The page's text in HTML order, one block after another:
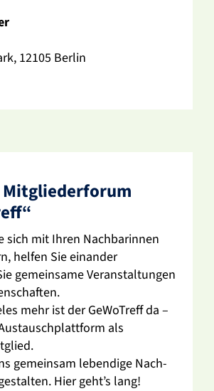
12105 Berlin
Mitglie­der­forum
sich mit Ihren Nach­ba­rinnen
helfen Sie einander
gemein­same Veran­stal­tungen
mehr ist der GeWo­Treff da –
als
gemeinsam leben­dige Nach­
Hier geht’s lang!